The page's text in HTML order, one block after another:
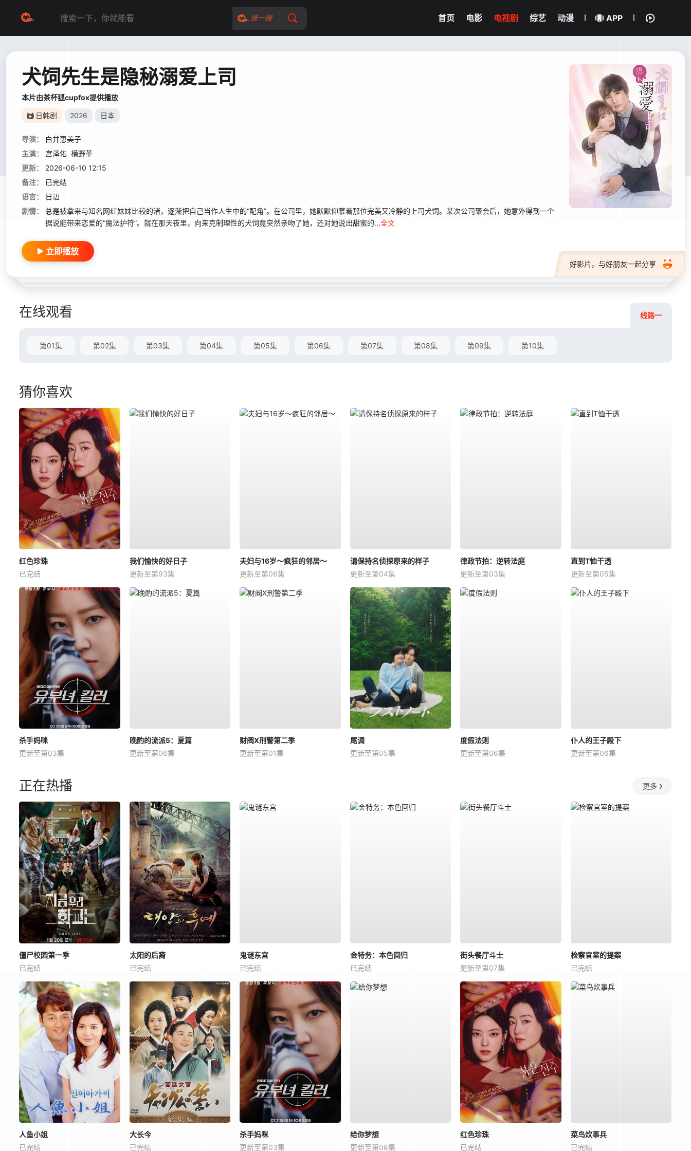
搜一搜 首页 电影 电视剧 综艺 动漫 APP
犬饲先生是隐秘溺爱上司
本片由茶杯狐cupfox提供播放
日韩剧 2026 日本
导演：
白井恵美子
主演：
宫泽佑 横野堇
更新：
2026-06-10 12:15
备注：
已完结
语言：
日语
剧情：
总是被拿来与知名网红妹妹比较的渚，逐渐把自己当作人生中的“配角”。在公司里，她默默仰慕着那位完美又冷静的上司犬饲。某次公司聚会后，她意外得到一个
据说能带来恋爱的“魔法护符”。就在那天夜里，向来克制理性的犬饲竟突然亲吻了她，还对她说出甜蜜的...全文
好影片，与好朋友一起分享
立即播放
在线观看 线路一
第01集 第02集 第03集 第04集 第05集 第06集 第07集 第08集 第09集 第10集
猜你喜欢
红色珍珠
已完结
我们愉快的好日子
更新至第93集
夫妇与16岁～疯狂的邻居～
更新至第06集
请保持名侦探原来的样子
更新至第04集
律政节拍：逆转法庭
更新至第03集
直到T恤干透
更新至第05集
杀手妈咪
更新至第03集
晚酌的流派5：夏篇
更新至第06集
财阀X刑警第二季
更新至第01集
尾调
更新至第05集
度假法则
更新至第06集
仆人的王子殿下
更新至第06集
正在热播 更多
僵尸校园第一季
已完结
太阳的后裔
已完结
鬼谜东宫
已完结
金特务：本色回归
已完结
街头餐厅斗士
更新至第07集
检察官室的提案
已完结
人鱼小姐
已完结
大长今
已完结
杀手妈咪
更新至第03集
给你梦想
更新至第08集
红色珍珠
已完结
菜鸟炊事兵
已完结